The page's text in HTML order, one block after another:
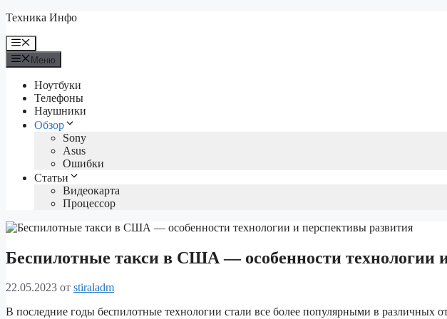
Перейти
содержимому
Техника Инфо
Меню
Меню
Ноутбуки
Телефоны
Наушники
Обзор
Sony
Asus
Ошибки
Статьи
Видеокарта
Процессор
Беспилотные такси в США — особенности технологии
22.05.2023 от stiraladm
В последние годы беспилотные технологии стали все более популярными в различных